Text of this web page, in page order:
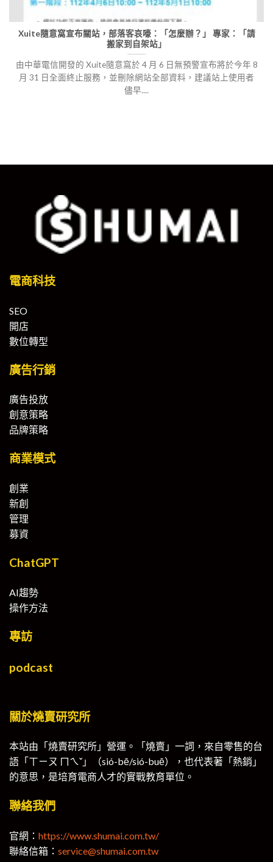
Xuite隨意窩宣布關站，部落客哀嚎：「怎麼辦？」 專家：「請
搬家到自架站」
由中華電信開發的 Xuite隨意窩於 4 月 6 日無預警宣布將於今年 8
月 31 日全面終止服務，並刪除網站全部資料，建議站上使用者
儘早....
電商科技
SEO
開店
數位轉型
廣告行銷
廣告投放
創意策略
品牌策略
商業模式
創業
新創
管理
募資
ChatGPT
AI趨勢
操作方法
專訪
podcast
關於燒賣研究所
本站由「燒賣研究所」營運。「燒賣」一詞，來自零售的台
語「ㄒㄧㄡ ㄇㄟˇ」（sió-bē/sió-buē），也代表著「熱銷」
的意思，是培育電商人才的實戰教育單位。
聯絡我們
官網： https://www.shumai.com.tw/
聯絡信箱： service@shumai.com.tw